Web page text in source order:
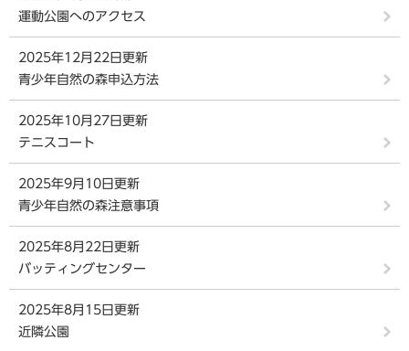
運動公園へのアクセス
2025年12月22日更新
青少年自然の森申込方法
2025年10月27日更新
テニスコート
2025年9月10日更新
青少年自然の森注意事項
2025年8月22日更新
バッティングセンター
2025年8月15日更新
近隣公園